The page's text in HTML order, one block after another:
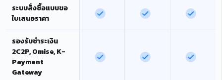
ระบบสั่งซื้อแบบขอ
ใบเสนอราคา
รองรับชำระเงิน
2C2P, Omise, K-
Payment
Gateway